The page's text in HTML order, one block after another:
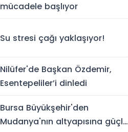
mücadele başlıyor
Su stresi çağı yaklaşıyor!
Nilüfer'de Başkan Özdemir,
Esentepeliler’i dinledi
Bursa Büyükşehir'den
Mudanya'nın altyapısına güçlü